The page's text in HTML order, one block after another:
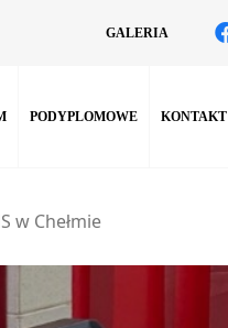
GALERIA
PODYPLOMOWE KONTAKT
w Chełmie